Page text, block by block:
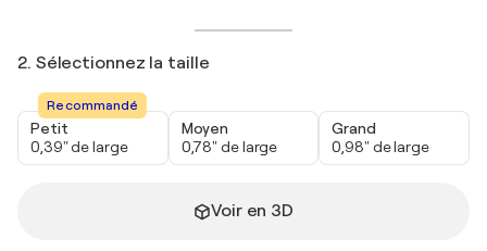
2. Sélectionnez la taille
Recommandé
Petit
0,39" de large
Moyen
0,78" de large
Grand
0,98" de large
Voir en 3D